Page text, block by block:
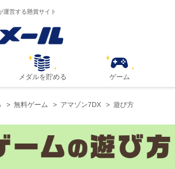
運営する懸賞サイト
メダルを貯める ゲーム
無料ゲーム アマゾン7DX 遊び方